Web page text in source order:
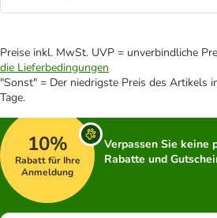
Preise inkl. MwSt. UVP = unverbindliche
die Lieferbedingungen
"Sonst" = Der niedrigste Preis des Artikels
Tage.
10%
Rabatt für Ihre
Anmeldung
Verpassen Sie keine
Rabatte und